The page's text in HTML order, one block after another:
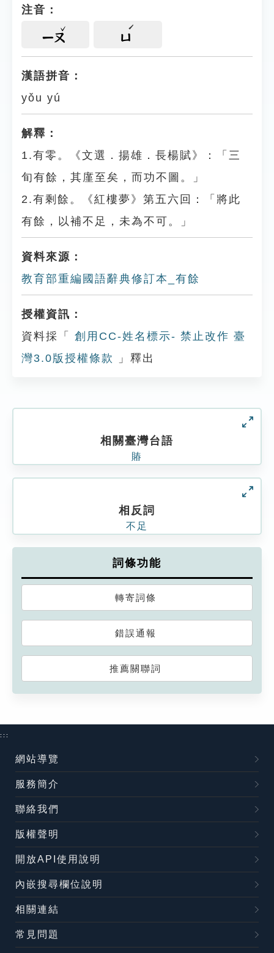
注音：
ㄧㄡ ㄩ
漢語拼音：
yǒu yú
解釋：
1.有零。《文選．揚雄．長楊賦》：「三
旬有餘，其廑至矣，而功不圖。」
2.有剩餘。《紅樓夢》第五六回：「將此
有餘，以補不足，未為不可。」
資料來源：
教育部重編國語辭典修訂本_有餘
授權資訊：
資料採「
創用CC-姓名標示- 禁止改作 臺
灣3.0版授權條款
」釋出
相關臺灣台語
賰
相反詞
不足
詞條功能
轉寄詞條
錯誤通報
推薦關聯詞
:::
網站導覽
服務簡介
聯絡我們
版權聲明
開放API使用說明
內嵌搜尋欄位說明
相關連結
常見問題